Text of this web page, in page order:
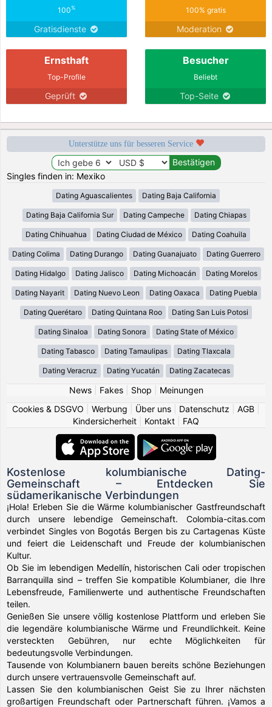
100%
Gratisdienste
100% gratis
Moderation
Ernsthaft
Top-Profile
Geprüft
Besucher
Beliebt
Top-Seite
Unterstütze uns für besseren Service
Singles finden in: Mexiko
Dating Aguascalientes Dating Baja California
Dating Baja California Sur Dating Campeche Dating Chiapas
Dating Chihuahua Dating Ciudad de México Dating Coahuila
Dating Colima Dating Durango Dating Guanajuato Dating Guerrero
Dating Hidalgo Dating Jalisco Dating Michoacán Dating Morelos
Dating Nayarit Dating Nuevo Leon Dating Oaxaca Dating Puebla
Dating Querétaro Dating Quintana Roo Dating San Luis Potosi
Dating Sinaloa Dating Sonora Dating State of México
Dating Tabasco Dating Tamaulipas Dating Tlaxcala
Dating Veracruz Dating Yucatán Dating Zacatecas
News| Fakes| Shop
Meinungen
Cookies & DSGVO
Werbung Über uns Datenschutz AGB
Kindersicherheit
Kontakt FAQ
Kostenlose kolumbianische Dating-
Gemeinschaft – Entdecken Sie
südamerikanische Verbindungen
¡Hola! Erleben Sie die Wärme kolumbianischer Gastfreundschaft
durch unsere lebendige Gemeinschaft. Colombia-citas.com
verbindet Singles von Bogotás Bergen bis zu Cartagenas Küste
und feiert die Leidenschaft und Freude der kolumbianischen
Kultur.
Ob Sie im lebendigen Medellín, historischen Cali oder tropischen
Barranquilla sind – treffen Sie kompatible Kolumbianer, die Ihre
Lebensfreude, Familienwerte und authentische Freundschaften
teilen.
Genießen Sie unsere völlig kostenlose Plattform und erleben Sie
die legendäre kolumbianische Wärme und Freundlichkeit. Keine
versteckten Gebühren, nur echte Möglichkeiten für
bedeutungsvolle Verbindungen.
Tausende von Kolumbianern bauen bereits schöne Beziehungen
durch unsere vertrauensvolle Gemeinschaft auf.
Lassen Sie den kolumbianischen Geist Sie zu Ihrer nächsten
großartigen Freundschaft oder Partnerschaft führen. ¡Vamos a